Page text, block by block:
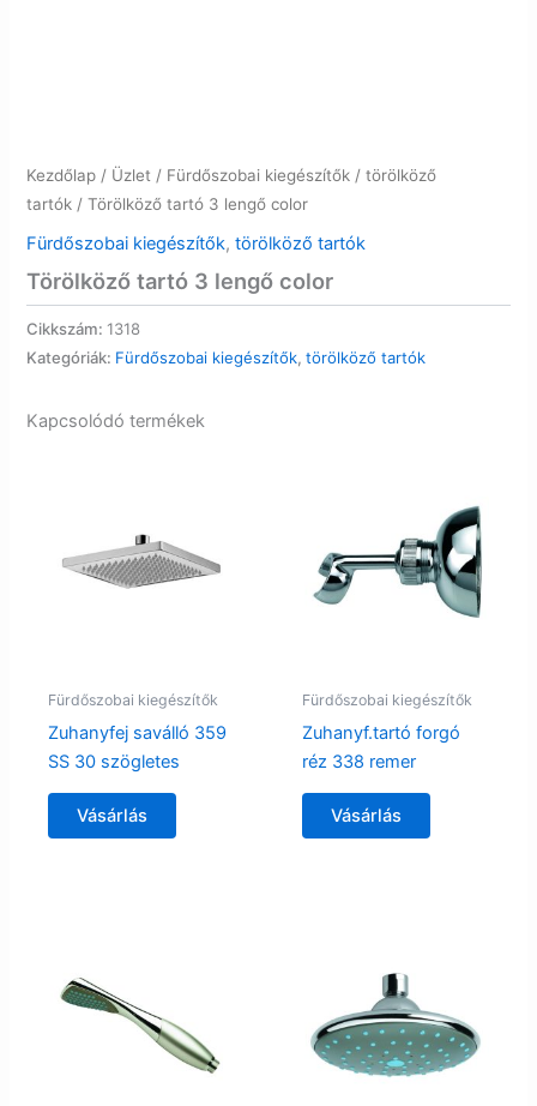
Kezdőlap / Üzlet / Fürdőszobai kiegészítők /törölköző
tartók / Törölköző tartó 3 lengő color
Fürdőszobai kiegészítők,törölköző tartók
Törölköző tartó 3 lengő color
Cikkszám:1318
Kategóriák: Fürdőszobai kiegészítők,törölköző tartók
Kapcsolódó termékek
Fürdőszobai kiegészítők
Zuhanyfej saválló 359
SS 30 szögletes
Vásárlás
Fürdőszobai kiegészítők
Zuhanyf.tartó forgó
réz 338 remer
Vásárlás